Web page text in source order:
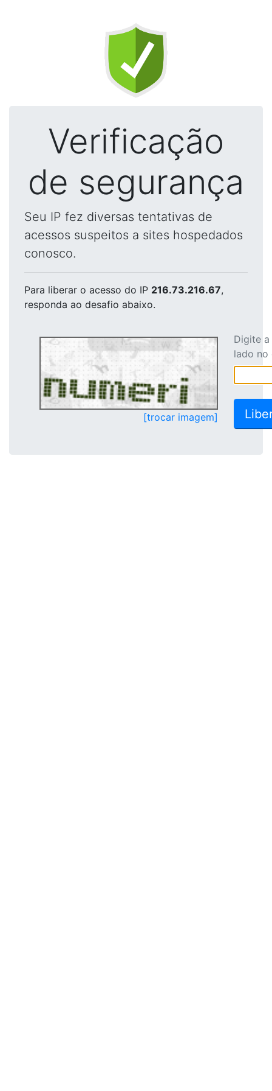
Verificação
de segurança
Seu IP fez diversas tentativas de
acessos suspeitos a sites hospedados
conosco.
Para liberar o acesso do IP 216.73.216.67,
responda ao desafio abaixo.
[trocar imagem]
Digite
lado no